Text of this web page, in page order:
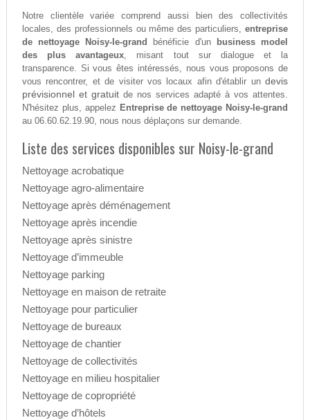
Notre clientèle variée comprend aussi bien des collectivités
locales, des professionnels ou même des particuliers,entreprise
de nettoyage Noisy-le-grand
bénéficie d'un
business model
des plus avantageux, misant tout sur dialogue et la
transparence. Si vous êtes intéressés, nous vous proposons de
vous rencontrer, et de visiter vos locaux afin d'établir undevis
prévisionnel et gratuitde nos services adapté à vos attentes.
N'hésitez plus, appelez Entreprise de nettoyage Noisy-le-grand
au 06.60.62.19.90, nous nous déplaçons sur demande.
Liste des services disponibles sur Noisy-le-grand
Nettoyage acrobatique
Nettoyage agro-alimentaire
Nettoyage après déménagement
Nettoyage après incendie
Nettoyage après sinistre
Nettoyage d’immeuble
Nettoyage parking
Nettoyage en maison de retraite
Nettoyage pour particulier
Nettoyage de bureaux
Nettoyage de chantier
Nettoyage de collectivités
Nettoyage en milieu hospitalier
Nettoyage de copropriété
Nettoyage d’hôtels